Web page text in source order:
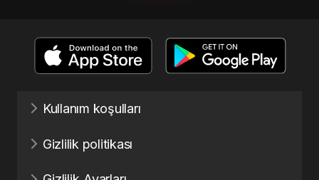
Kullanım koşulları
Gizlilik politikası